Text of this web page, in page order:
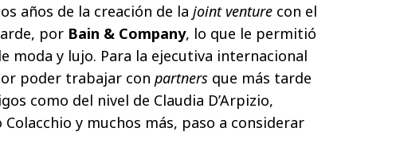
años de la creación de la joint venture con el
por Bain & Company, lo que le permitió
moda y lujo. Para la ejecutiva internacional
poder trabajar con partners que más tarde
como del nivel de Claudia D’Arpizio,
Colacchio y muchos más, paso a considerar